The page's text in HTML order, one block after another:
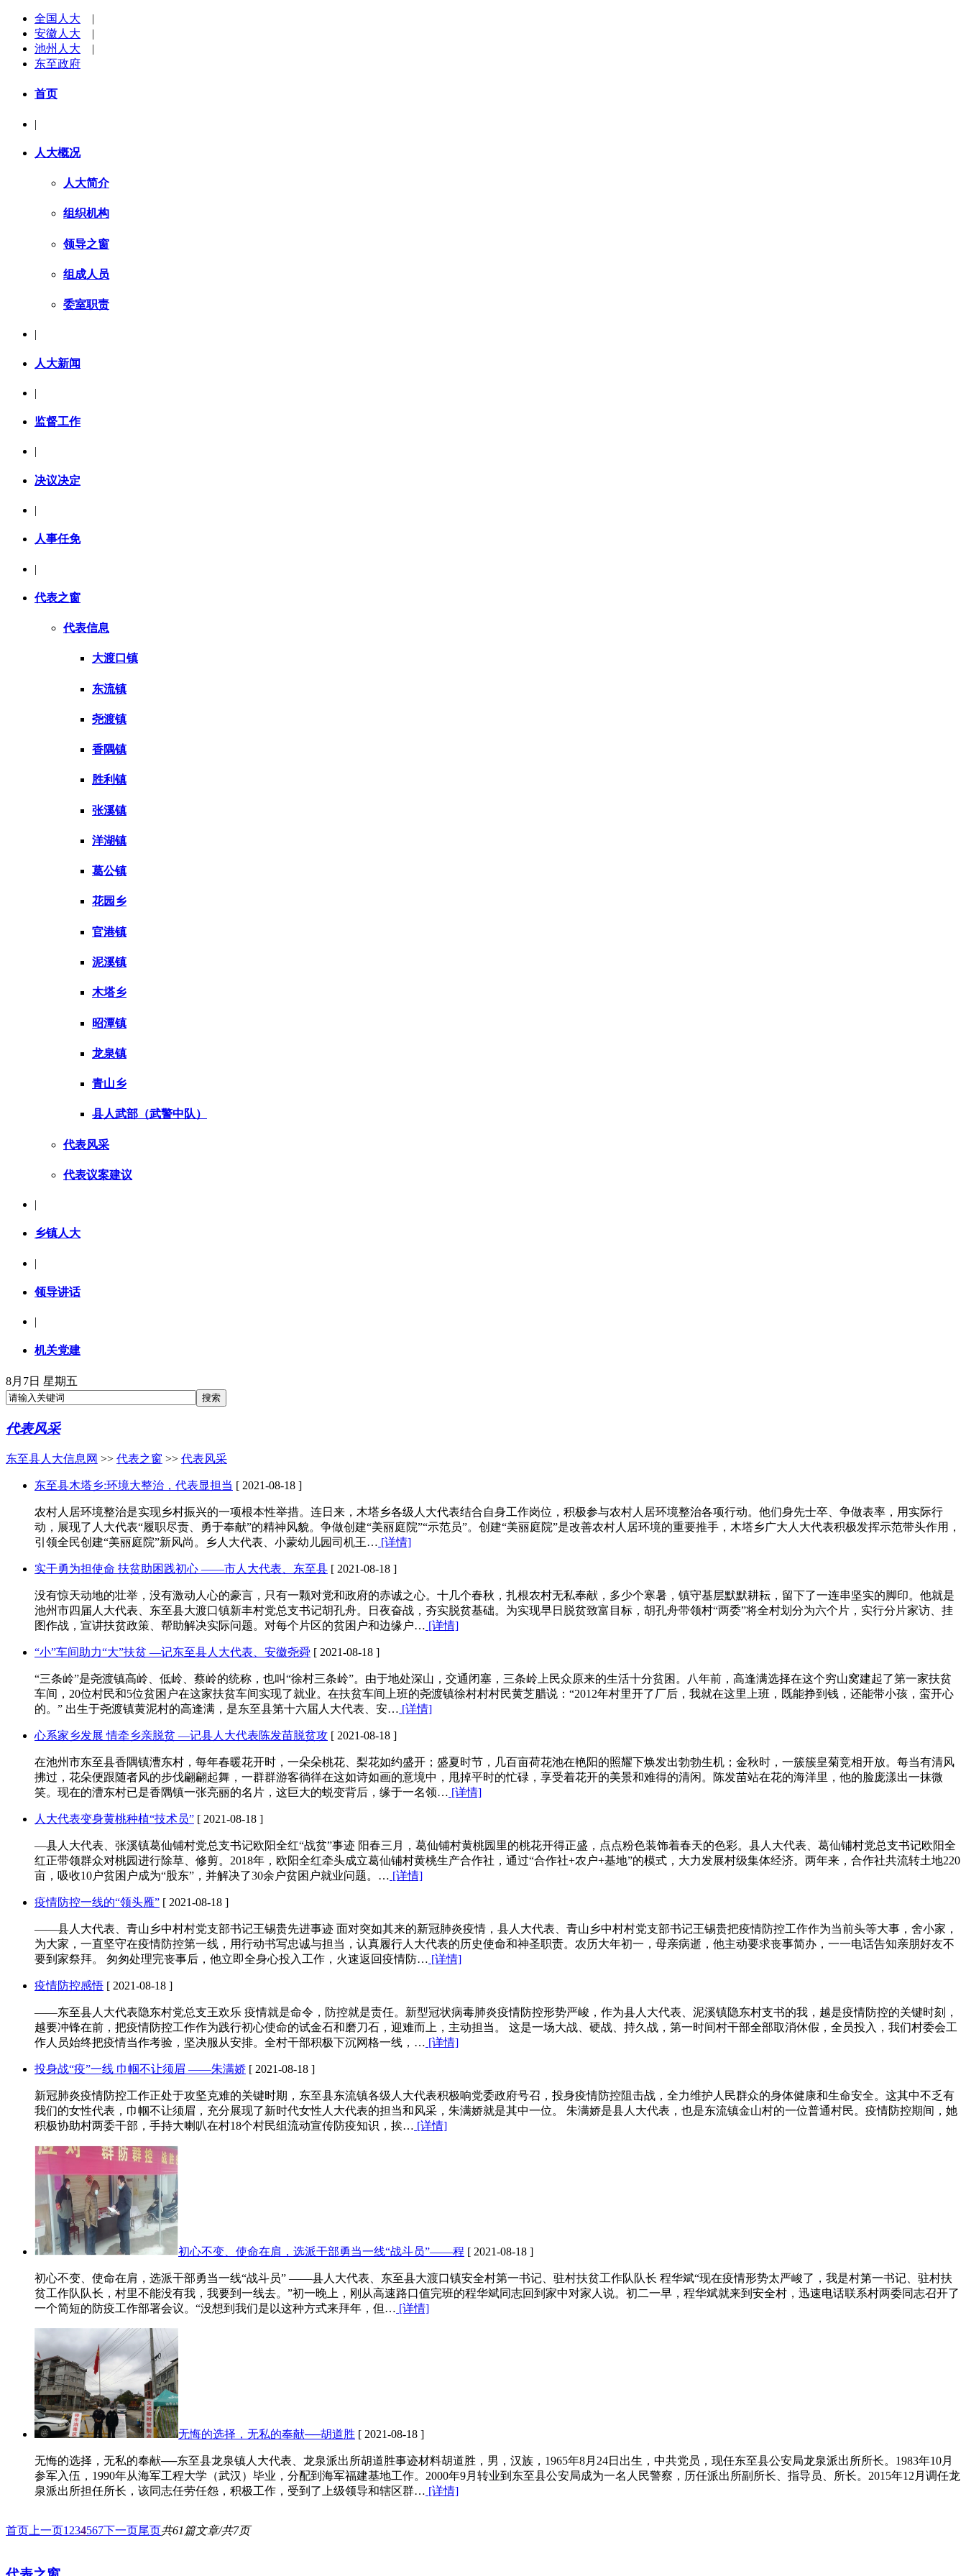
全国人大 |
安徽人大 |
池州人大 |
东至政府
首页
|
人大概况
人大简介
组织机构
领导之窗
组成人员
委室职责
|
人大新闻
|
监督工作
决议决定
|
人事任免
|
代表之窗
代表信息
大渡口镇
东流镇
尧渡镇
香隅镇
胜利镇
张溪镇
洋湖镇
葛公镇
花园乡
官港镇
泥溪镇
木塔乡
昭潭镇
龙泉镇
青山乡
县人武部（武警中队）
代表风采
代表议案建议
|
乡镇人大
|
领导讲话
|
机关党建
8月7日 星期五
代表风采
东至县人大信息网 >> 代表之窗 >> 代表风采
东至县木塔乡:环境大整治，代表显担当 [ 2021-08-18 ]
农村人居环境整治是实现乡村振兴的一项根本性举措。连日来，木塔乡各级人大代表结合自身工作岗位，积极参与农村人居环境整治各项行动。他们身先士卒、争做表率，用实际行
动，展现了人大代表“履职尽责、勇于奉献”的精神风貌。争做创建“美丽庭院”“示范员”。创建“美丽庭院”是改善农村人居环境的重要推手，木塔乡广大人大代表积极发挥示范带头作用，
引领全民创建“美丽庭院”新风尚。乡人大代表、小蒙幼儿园司机王… [详情]
实干勇为担使命 扶贫助困践初心 ——市人大代表、东至县 [ 2021-08-18 ]
没有惊天动地的壮举，没有激动人心的豪言，只有一颗对党和政府的赤诚之心。十几个春秋，扎根农村无私奉献，多少个寒暑，镇守基层默默耕耘，留下了一连串坚实的脚印。他就是
池州市四届人大代表、东至县大渡口镇新丰村党总支书记胡孔舟。日夜奋战，夯实脱贫基础。为实现早日脱贫致富目标，胡孔舟带领村“两委”将全村划分为六个片，实行分片家访、挂
图作战，宣讲扶贫政策、帮助解决实际问题。对每个片区的贫困户和边缘户… [详情]
“小”车间助力“大”扶贫 —记东至县人大代表、安徽尧舜 [ 2021-08-18 ]
“三条岭”是尧渡镇高岭、低岭、蔡岭的统称，也叫“徐村三条岭”。由于地处深山，交通闭塞，三条岭上民众原来的生活十分贫困。八年前，高逢满选择在这个穷山窝建起了第一家扶贫
车间，20位村民和5位贫困户在这家扶贫车间实现了就业。在扶贫车间上班的尧渡镇徐村村村民黄芝腊说：“2012年村里开了厂后，我就在这里上班，既能挣到钱，还能带小孩，蛮开心
的。” 出生于尧渡镇黄泥村的高逢满，是东至县第十六届人大代表、安… [详情]
心系家乡发展 情牵乡亲脱贫 —记县人大代表陈发苗脱贫攻 [ 2021-08-18 ]
在池州市东至县香隅镇漕东村，每年春暖花开时，一朵朵桃花、梨花如约盛开；盛夏时节，几百亩荷花池在艳阳的照耀下焕发出勃勃生机；金秋时，一簇簇皇菊竞相开放。每当有清风
拂过，花朵便跟随者风的步伐翩翩起舞，一群群游客徜徉在这如诗如画的意境中，甩掉平时的忙碌，享受着花开的美景和难得的清闲。陈发苗站在花的海洋里，他的脸庞漾出一抹微
笑。现在的漕东村已是香隅镇一张亮丽的名片，这巨大的蜕变背后，缘于一名领… [详情]
人大代表变身黄桃种植“技术员” [ 2021-08-18 ]
—县人大代表、张溪镇葛仙铺村党总支书记欧阳全红“战贫”事迹 阳春三月，葛仙铺村黄桃园里的桃花开得正盛，点点粉色装饰着春天的色彩。县人大代表、葛仙铺村党总支书记欧阳全
红正带领群众对桃园进行除草、修剪。2018年，欧阳全红牵头成立葛仙铺村黄桃生产合作社，通过“合作社+农户+基地”的模式，大力发展村级集体经济。两年来，合作社共流转土地220
亩，吸收10户贫困户成为“股东”，并解决了30余户贫困户就业问题。… [详情]
疫情防控一线的“领头雁” [ 2021-08-18 ]
——县人大代表、青山乡中村村党支部书记王锡贵先进事迹 面对突如其来的新冠肺炎疫情，县人大代表、青山乡中村村党支部书记王锡贵把疫情防控工作作为当前头等大事，舍小家，
为大家，一直坚守在疫情防控第一线，用行动书写忠诚与担当，认真履行人大代表的历史使命和神圣职责。农历大年初一，母亲病逝，他主动要求丧事简办，一一电话告知亲朋好友不
要到家祭拜。 匆匆处理完丧事后，他立即全身心投入工作，火速返回疫情防… [详情]
疫情防控感悟 [ 2021-08-18 ]
——东至县人大代表隐东村党总支王欢乐 疫情就是命令，防控就是责任。新型冠状病毒肺炎疫情防控形势严峻，作为县人大代表、泥溪镇隐东村支书的我，越是疫情防控的关键时刻，
越要冲锋在前，把疫情防控工作作为践行初心使命的试金石和磨刀石，迎难而上，主动担当。 这是一场大战、硬战、持久战，第一时间村干部全部取消休假，全员投入，我们村委会工
作人员始终把疫情当作考验，坚决服从安排。全村干部积极下沉网格一线，… [详情]
投身战“疫”一线 巾帼不让须眉 ——朱满娇 [ 2021-08-18 ]
新冠肺炎疫情防控工作正处于攻坚克难的关键时期，东至县东流镇各级人大代表积极响党委政府号召，投身疫情防控阻击战，全力维护人民群众的身体健康和生命安全。这其中不乏有
我们的女性代表，巾帼不让须眉，充分展现了新时代女性人大代表的担当和风采，朱满娇就是其中一位。 朱满娇是县人大代表，也是东流镇金山村的一位普通村民。疫情防控期间，她
积极协助村两委干部，手持大喇叭在村18个村民组流动宣传防疫知识，挨… [详情]
初心不变、使命在肩，选派干部勇当一线“战斗员”——程 [ 2021-08-18 ]
初心不变、使命在肩，选派干部勇当一线“战斗员” ——县人大代表、东至县大渡口镇安全村第一书记、驻村扶贫工作队队长 程华斌“现在疫情形势太严峻了，我是村第一书记、驻村扶
贫工作队队长，村里不能没有我，我要到一线去。”初一晚上，刚从高速路口值完班的程华斌同志回到家中对家人说。初二一早，程华斌就来到安全村，迅速电话联系村两委同志召开了
一个简短的防疫工作部署会议。“没想到我们是以这种方式来拜年，但… [详情]
无悔的选择，无私的奉献──胡道胜 [ 2021-08-18 ]
无悔的选择，无私的奉献──东至县龙泉镇人大代表、龙泉派出所胡道胜事迹材料胡道胜，男，汉族，1965年8月24日出生，中共党员，现任东至县公安局龙泉派出所所长。1983年10月
参军入伍，1990年从海军工程大学（武汉）毕业，分配到海军福建基地工作。2000年9月转业到东至县公安局成为一名人民警察，历任派出所副所长、指导员、所长。2015年12月调任龙
泉派出所担任所长，该同志任劳任怨，积极工作，受到了上级领导和辖区群… [详情]
首页 上一页1 234567下一页尾页共61篇文章/共7页